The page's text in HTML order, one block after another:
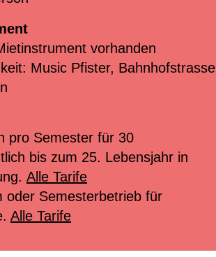
vorhanden
Music Pfister, Bahnhofstrasse
pro Semester für 30
bis zum 25. Lebensjahr in
Alle Tarife
oder Semesterbetrieb für
Alle Tarife